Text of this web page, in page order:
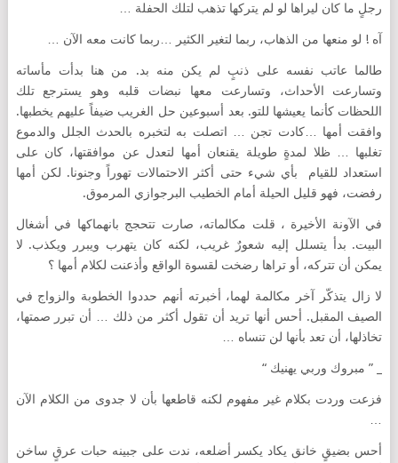
رجلٍ ما كان ليراها لو لم يتركها تذهب لتلك الحفلة …
آه ! لو منعها من الذهاب، ربما لتغير الكثير …ربما كانت معه الآن …
طالما عاتب نفسه على ذنبٍ لم يكن منه بد. من هنا بدأت مأساته
وتسارعت الأحداث، وتسارعت معها نبضات قلبه وهو يسترجع تلك
اللحظات كأنما يعيشها للتو. بعد أسبوعين حل الغريب ضيفاً عليهم يخطبها.
وافقت أمها …كادت تجن … اتصلت به لتخبره بالحدث الجلل والدموع
تغلبها … ظلا لمدةٍ طويلة يقنعان أمها لتعدل عن موافقتها، كان على
استعداد للقيام بأي شيء حتى أكثر الاحتمالات تهوراً وجنونا. لكن أمها
رفضت، فهو قليل الحيلة أمام الخطيب البرجوازي المرموق.
في الآونة الأخيرة ، قلت مكالماته، صارت تتحجج بانهماكها في أشغال
البيت. بدأ يتسلل إليه شعورٌ غريب، لكنه كان يتهرب ويبرر ويكذب. لا
يمكن أن تتركه، أو تراها رضخت لقسوة الواقع وأذعنت لكلام أمها ؟
لا زال يتذكّر آخر مكالمة لهما، أخبرته أنهم حددوا الخطوبة والزواج في
الصيف المقبل. أحس أنها تريد أن تقول أكثر من ذلك … أن تبرر صمتها،
تخاذلها، أن تعد بأنها لن تنساه …
_ ” مبروك وربي يهنيك “
فزعت وردت بكلام غير مفهوم لكنه قاطعها بأن لا جدوى من الكلام الآن
أحس بضيقٍ خانق يكاد يكسر أضلعه، ندت على جبينه حبات عرقٍ ساخن